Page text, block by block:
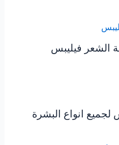
الشعر فيليبس